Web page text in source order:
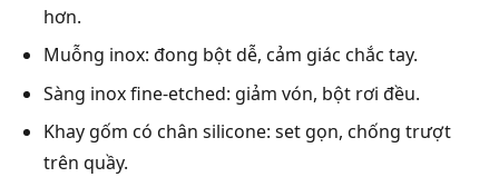
hơn.
Muỗng inox: đong bột dễ, cảm giác chắc tay.
Sàng inox fine-etched: giảm vón, bột rơi đều.
Khay gốm có chân silicone: set gọn, chống trượt
trên quầy.